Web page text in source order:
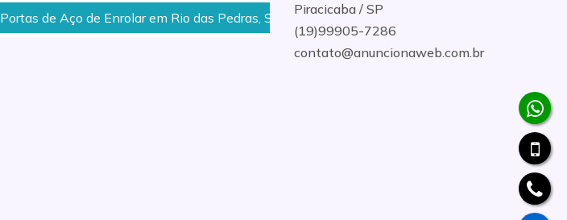
de Enrolar em Rio das Pedras, Saltinho Estruturas Metálicas para Cobertura em
Piracicaba / SP
(19)99905-7286
contato@anuncionaweb.com.br